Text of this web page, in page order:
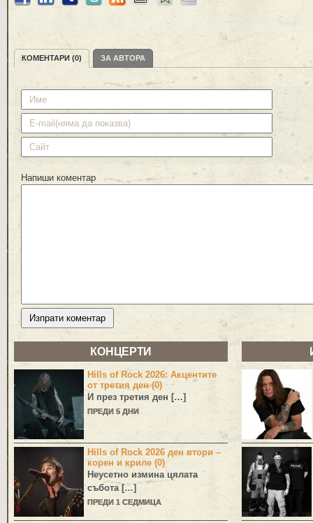
КОМЕНТАРИ (0) ЗА АВТОРА
Напиши коментар
КОНЦЕРТИ
Hills of Rock 2026: Акцентите
от третия ден (0)
И през третия ден […]
ПРЕДИ 5 ДНИ
Hills of Rock 2026 ден втори –
корен и криле (0)
Неусетно измина цялата
събота […]
ПРЕДИ 1 СЕДМИЦА